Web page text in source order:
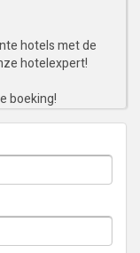
hotels met de
hotelexpert!
boeking!